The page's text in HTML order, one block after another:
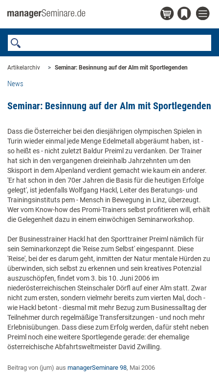
Artikelarchiv Seminar: Besinnung auf der Alm mit Sportlegenden
News
Seminar: Besinnung auf der Alm mit Sportlegenden
Dass die Österreicher bei den diesjährigen olympischen Spielen in
Turin wieder einmal jede Menge Edelmetall abgeräumt haben, ist -
so heißt es - nicht zuletzt Baldur Preiml zu verdanken. Der Trainer
hat sich in den vergangenen dreieinhalb Jahrzehnten um den
Skisport in dem Alpenland verdient gemacht wie kaum ein anderer.
'Er hat schon in den 70er Jahren die Basis für die heutigen Erfolge
gelegt', ist jedenfalls Wolfgang Hackl, Leiter des Beratungs- und
Trainingsinstituts pem - Mensch in Bewegung in Linz, überzeugt.
Wer vom Know-how des Promi-Trainers selbst profitieren will, erhält
die Gelegenheit dazu in einem einwöchigen Seminarworkshop.
Der Businesstrainer Hackl hat den Sporttrainer Preiml nämlich für
sein Seminarkonzept die 'Reise zum Selbst' eingespannt. Diese
'Reise', bei der es darum geht, inmitten der Natur mentale Hürden zu
überwinden, sich selbst zu erkennen und sein kreatives Potenzial
auszuschöpfen, findet vom 3. bis 10. Juni 2006 im
niederösterreichischen Steinschaler Dörfl auf einer Alm statt. Zwar
nicht zum ersten, sondern vielmehr bereits zum vierten Mal, doch -
wie Hackl betont - diesmal mit mehr Bezug zum Businessalltag der
Teilnehmer durch regelmäßige Transfersitzungen - und noch mehr
Erlebnisübungen. Dass diese zum Erfolg werden, dafür steht neben
Preiml noch eine weitere Sportlegende gerade: der ehemalige
österreichische Abfahrtsweltmeister David Zwilling.
Beitrag von (jum) aus managerSeminare 98, Mai 2006